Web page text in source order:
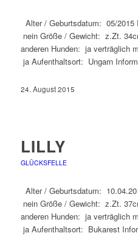
Alter / Geburtsdatum: 05/
nein Größe / Gewicht: z.Zt.
anderen Hunden: ja verträglich
ja Aufenthaltsort: Ungarn
24. August 2015
LILLY
GLÜCKSFELLE
Alter / Geburtsdatum:
nein Größe / Gewicht: z.Zt.
anderen Hunden: ja verträglich
ja Aufenthaltsort: Bukarest